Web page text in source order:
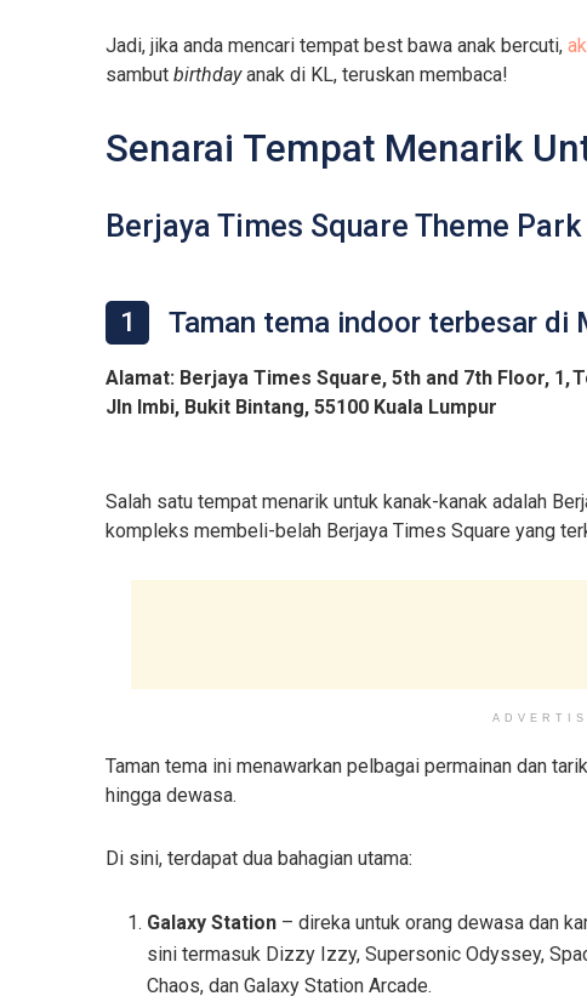
Jadi, jika anda mencari tempat best bawa anak bercuti,
sambut birthdayanak di KL, teruskan membaca!
Senarai Tempat Menarik
Berjaya Times Square Theme Park
1 Taman tema indoor terbesar di
Alamat: Berjaya Times Square, 5th and 7th Floor, 1,
Jln Imbi, Bukit Bintang, 55100 Kuala Lumpur
Salah satu tempat menarik untuk kanak-kanak adalah
kompleks membeli-belah Berjaya Times Square yang
Taman tema ini menawarkan pelbagai permainan dan
hingga dewasa.
Di sini, terdapat dua bahagian utama:
Galaxy Station – direka untuk orang dewasa dan
sini termasuk Dizzy Izzy, Supersonic Odyssey,
Chaos, dan Galaxy Station Arcade.